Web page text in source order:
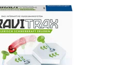
na druhou stranu
své dráze vhodně zapojit?
1